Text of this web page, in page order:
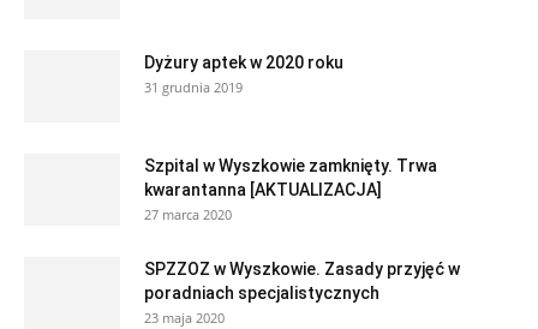
Dyżury aptek w 2020 roku
31 grudnia 2019
Szpital w Wyszkowie zamknięty. Trwa
kwarantanna [AKTUALIZACJA]
27 marca 2020
SPZZOZ w Wyszkowie. Zasady przyjęć w
poradniach specjalistycznych
23 maja 2020